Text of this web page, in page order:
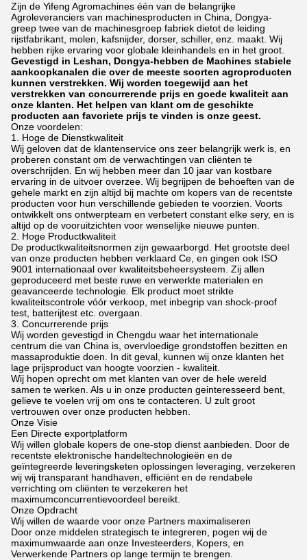
Zijn de Yifeng Agromachines één van de belangrijke
Agroleveranciers van machinesproducten in China, Dongya-
greep twee van de machinesgroep fabriek dietot de leiding
rijstfabrikant, molen, kafsnijder, dorser, schiller, enz. maakt. Wij
hebben rijke ervaring voor globale kleinhandels en in het groot.
Gevestigd in Leshan, Dongya-hebben de Machines stabiele
aankoopkanalen die over de meeste soorten agroproducten
kunnen verstrekken. Wij worden toegewijd aan het
verstrekken van concurrerende prijs en goede kwaliteit aan
onze klanten. Het helpen van klant om de geschikte
producten aan favoriete prijs te vinden is onze geest.
Onze voordelen:
1. Hoge de Dienstkwaliteit
Wij geloven dat de klantenservice ons zeer belangrijk werk is, en
proberen constant om de verwachtingen van cliënten te
overschrijden. En wij hebben meer dan 10 jaar van kostbare
ervaring in de uitvoer overzee. Wij begrijpen de behoeften van de
gehele markt en zijn altijd bij machte om kopers van de recentste
producten voor hun verschillende gebieden te voorzien. Voorts
ontwikkelt ons ontwerpteam en verbetert constant elke sery, en is
altijd op de vooruitzichten voor wenselijke nieuwe punten.
2. Hoge Productkwaliteit
De productkwaliteitsnormen zijn gewaarborgd. Het grootste deel
van onze producten hebben verklaard Ce, en gingen ook ISO
9001 internationaal over kwaliteitsbeheersysteem. Zij allen
geproduceerd met beste ruwe en verwerkte materialen en
geavanceerde technologie. Elk product moet strikte
kwaliteitscontrole vóór verkoop, met inbegrip van shock-proof
test, batterijtest etc. overgaan.
3. Concurrerende prijs
Wij worden gevestigd in Chengdu waar het internationale
centrum die van China is, overvloedige grondstoffen bezitten en
massaproduktie doen. In dit geval, kunnen wij onze klanten het
lage prijsproduct van hoogte voorzien - kwaliteit.
Wij hopen oprecht om met klanten van over de hele wereld
samen te werken. Als u in onze producten geinteresseerd bent,
gelieve te voelen vrij om ons te contacteren. U zult groot
vertrouwen over onze producten hebben.
Onze Visie
Een Directe exportplatform
Wij willen globale kopers de one-stop dienst aanbieden. Door de
recentste elektronische handeltechnologieën en de
geïntegreerde leveringsketen oplossingen leveraging, verzekeren
wij wij transparant handhaven, efficiënt en de rendabele
verrichting om cliënten te verzekeren het
maximumconcurrentievoordeel bereikt.
Onze Opdracht
Wij willen de waarde voor onze Partners maximaliseren
Door onze middelen strategisch te integreren, pogen wij de
maximumwaarde aan onze Investeerders, Kopers, en
Verwerkende Partners op lange termijn te brengen.